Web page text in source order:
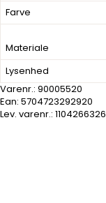
Farve
Materiale
Lysenhed
Varenr.: 90005520
Ean: 5704723292920
Lev. varenr.: 1104266326